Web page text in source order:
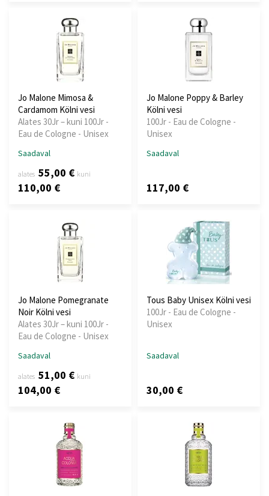
Jo Malone Mimosa &
Cardamom Kölni vesi
Alates 30Jr – kuni 100Jr -
Eau de Cologne - Unisex
Saadaval
alates 55,00 € kuni
110,00 €
Jo Malone Poppy & Barley
Kölni vesi
100Jr - Eau de Cologne -
Unisex
Saadaval
117,00 €
Jo Malone Pomegranate
Noir Kölni vesi
Alates 30Jr – kuni 100Jr -
Eau de Cologne - Unisex
Saadaval
alates 51,00 € kuni
104,00 €
Tous Baby Unisex Kölni vesi
100Jr - Eau de Cologne -
Unisex
Saadaval
30,00 €